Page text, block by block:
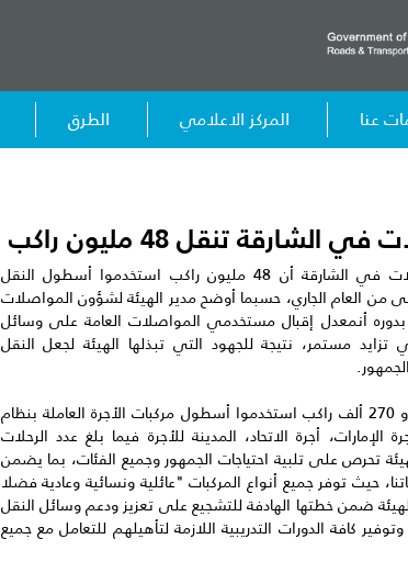
عنا المركز الاعلامي الطرق
تنقل 48 مليون راكب
النقل أعلنت هيئة الطرق والمواصلات في الشارقة أن 48 مليون راكب استخدموا أسطول النقل
من العام الجاري، حسبما أوضح مدير الهيئة لشؤون المواصلات
بدوره أنمعدل إقبال مستخدمي المواصلات العامة على وسائل
تزايد مستمر، نتيجة للجهود التي تبذلها الهيئة لجعل النقل
وتفصيلاً قال الجروان: إن 36 مليون و 270 ألف راكب استخدموا أسطول مركبات الأجرة العاملة بنظام
الإمارات، أجرة الاتحاد، المدينة للأجرة فيما بلغ عدد الرحلات
أن الهيئة تحرص على تلبية احتياجات الجمهور وجميع الفئات، بما يضمن
حيث توفر جميع أنواع المركبات "عائلية ونسائية وعادية فضلا
ضمن خطتها الهادفة للتشجيع على تعزيز ودعم وسائل النقل
كافة الدورات التدريبية اللازمة لتأهيلهم للتعامل مع جميع